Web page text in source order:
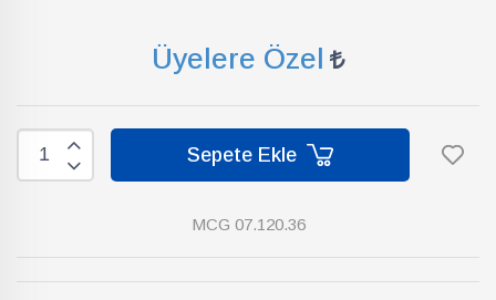
Üyelere Özel
Sepete Ekle
MCG 07.120.36